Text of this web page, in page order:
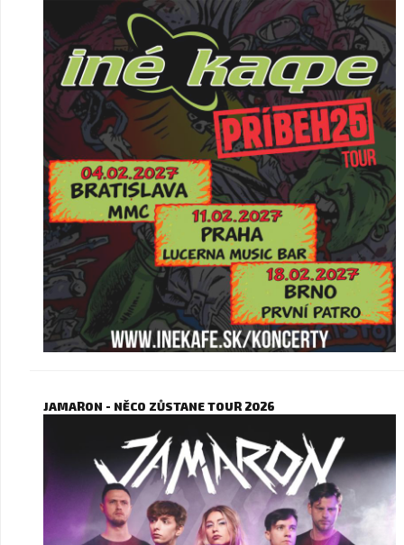
JAMARON - NĚCO ZŮSTANE TOUR 2026